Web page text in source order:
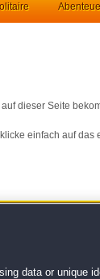
dieser Seite
einfach auf
data or unique